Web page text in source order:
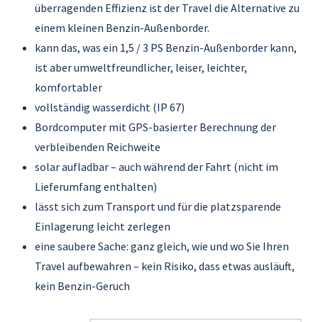
überragenden Effizienz ist der Travel die Alternative zu
einem kleinen Benzin-Außenborder.
kann das, was ein 1,5 / 3 PS Benzin-Außenborder kann,
ist aber umweltfreundlicher, leiser, leichter,
komfortabler
vollständig wasserdicht (IP 67)
Bordcomputer mit GPS-basierter Berechnung der
verbleibenden Reichweite
solar aufladbar – auch während der Fahrt (nicht im
Lieferumfang enthalten)
lässt sich zum Transport und für die platzsparende
Einlagerung leicht zerlegen
eine saubere Sache: ganz gleich, wie und wo Sie Ihren
Travel aufbewahren – kein Risiko, dass etwas ausläuft,
kein Benzin-Geruch